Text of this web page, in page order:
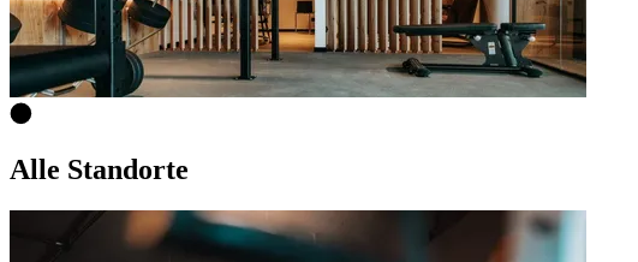
Alle Standorte